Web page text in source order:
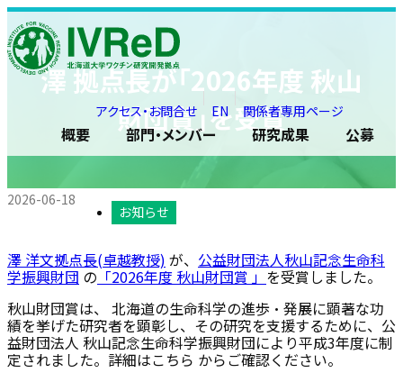
Skip to content
アクセス・お問合せ EN 関係者専用ページ
概要 部門・メンバー 研究成果 公募
澤 拠点長が「2026年度 秋山
財団賞」を受賞
2026-06-18
お知らせ
澤 洋文拠点長(卓越教授) が、 公益財団法人秋山記念生命科
学振興財団 の 「2026年度 秋山財団賞 」 を受賞しました。
秋山財団賞は、 北海道の生命科学の進歩・発展に顕著な功
績を挙げた研究者を顕彰し、その研究を支援するために、公
益財団法人 秋山記念生命科学振興財団により平成3年度に制
定されました。詳細はこちら からご確認ください。